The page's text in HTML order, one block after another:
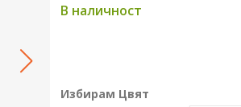
В наличност
Избирам Цвят